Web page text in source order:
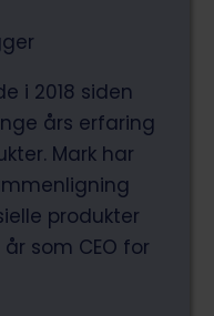
i 2018 siden
års erfaring
Mark har
produkter
som CEO for